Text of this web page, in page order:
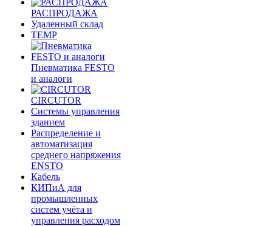
РАСПРОДАЖА
Удаленный склад
TEMP
Пневматика FESTO
и аналоги
CIRCUTOR
Системы управления
зданием
Распределение и
автоматизация
среднего напряжения
ENSTO
Кабель
КИПиА для
промышленных
систем учёта и
управления расходом